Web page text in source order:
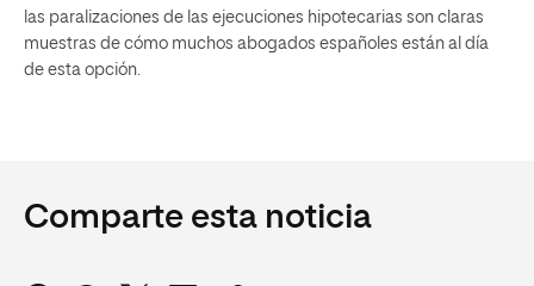
las paralizaciones de las ejecuciones hipotecarias son claras
muestras de cómo muchos abogados españoles están al día
de esta opción.
Comparte esta noticia